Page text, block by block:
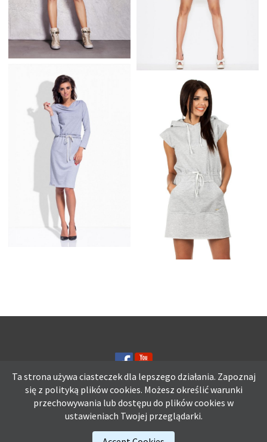
SZARA DRESOWA
SUKIENKA Z
KAPTUREM
SZARA DRESOWA
SUKIENKA KANGURKA
Ta strona używa ciasteczek dla lepszego działania. Zapoznaj się z
cookies.Możesz określić warunki przechowywania lub
dostępu do plików cookies w ustawieniach Twojej przeglądarki.
Ta strona używa ciasteczek dla lepszego działania. Zapoznaj
się z polityką plikówcookies. Możesz określić warunki
przechowywania lub dostępu do plików cookies w
ustawieniach Twojej przeglądarki.